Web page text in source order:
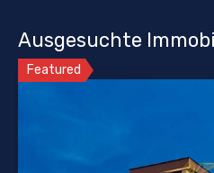
Ausgesuchte
Featured